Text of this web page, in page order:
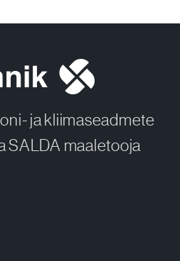
ja kliimaseadmete
SALDA maaletooja